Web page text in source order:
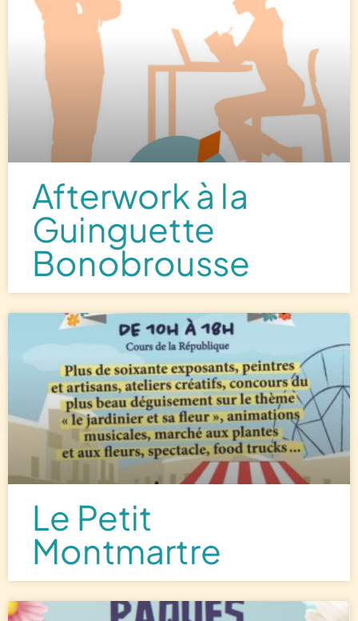
Afterwork à la
Guinguette
Bonobrousse
Le Petit
Montmartre